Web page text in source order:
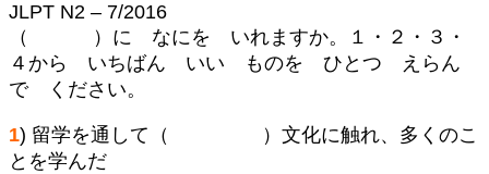
JLPT N2 – 7/2016
（ ）に なにを いれますか。１・２・３・
４から いちばん いい ものを ひとつ えらん
で ください。
1) 留学を通して（ ）文化に触れ、多くのこ
とを学んだ